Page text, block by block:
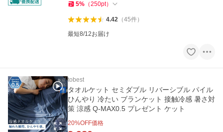
5% （250pt）
4.42（45件）
最短8/12お届け
tobest
タオルケット セミダブル リバーシブル パイル
ひんやり 冷たい ブランケット 接触冷感 暑さ対
策 涼感 Q-MAX0.5 プレゼント ケット
20%OFF価格